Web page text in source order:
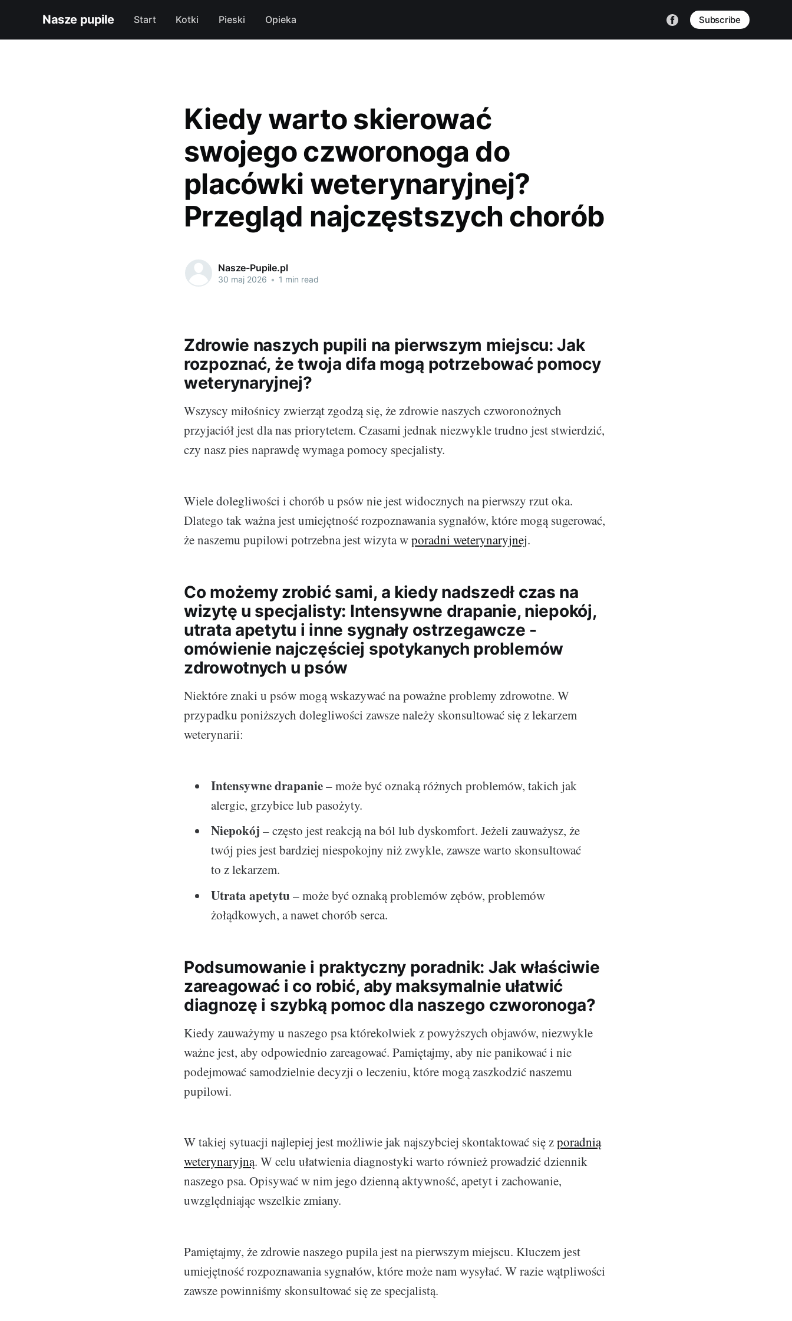
Nasze pupile Start Kotki Pieski Opieka Subscribe
Kiedy warto skierować
swojego czworonoga do
placówki weterynaryjnej?
Przegląd najczęstszych chorób
Nasze-Pupile.pl
30 maj 2026 • 1 min read
Zdrowie naszych pupili na pierwszym miejscu: Jak
rozpoznać, że twoja difa mogą potrzebować pomocy
weterynaryjnej?
Wszyscy miłośnicy zwierząt zgodzą się, że zdrowie naszych czworonożnych
przyjaciół jest dla nas priorytetem. Czasami jednak niezwykle trudno jest stwierdzić,
czy nasz pies naprawdę wymaga pomocy specjalisty.
Wiele dolegliwości i chorób u psów nie jest widocznych na pierwszy rzut oka.
Dlatego tak ważna jest umiejętność rozpoznawania sygnałów, które mogą sugerować,
że naszemu pupilowi potrzebna jest wizyta wporadni weterynaryjnej.
Co możemy zrobić sami, a kiedy nadszedł czas na
wizytę u specjalisty: Intensywne drapanie, niepokój,
utrata apetytu i inne sygnały ostrzegawcze -
omówienie najczęściej spotykanych problemów
zdrowotnych u psów
Niektóre znaki u psów mogą wskazywać na poważne problemy zdrowotne. W
przypadku poniższych dolegliwości zawsze należy skonsultować się z lekarzem
weterynarii:
Intensywne drapanie– może być oznaką różnych problemów, takich jak
alergie, grzybice lub pasożyty.
Niepokój – często jest reakcją na ból lub dyskomfort. Jeżeli zauważysz, że
twój pies jest bardziej niespokojny niż zwykle, zawsze warto skonsultować
to z lekarzem.
Utrata apetytu– może być oznaką problemów zębów, problemów
żołądkowych, a nawet chorób serca.
Podsumowanie i praktyczny poradnik: Jak właściwie
zareagować i co robić, aby maksymalnie ułatwić
diagnozę i szybką pomoc dla naszego czworonoga?
Kiedy zauważymy u naszego psa którekolwiek z powyższych objawów, niezwykle
ważne jest, aby odpowiednio zareagować. Pamiętajmy, aby nie panikować i nie
podejmować samodzielnie decyzji o leczeniu, które mogą zaszkodzić naszemu
pupilowi.
W takiej sytuacji najlepiej jest możliwie jak najszybciej skontaktować się zporadnią
weterynaryjną. W celu ułatwienia diagnostyki warto również prowadzić dziennik
naszego psa. Opisywać w nim jego dzienną aktywność, apetyt i zachowanie,
uwzględniając wszelkie zmiany.
Pamiętajmy, że zdrowie naszego pupila jest na pierwszym miejscu. Kluczem jest
umiejętność rozpoznawania sygnałów, które może nam wysyłać. W razie wątpliwości
zawsze powinniśmy skonsultować się ze specjalistą.